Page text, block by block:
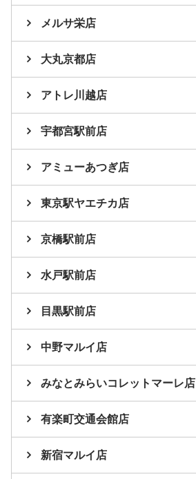
メルサ栄店
大丸京都店
アトレ川越店
宇都宮駅前店
アミューあつぎ店
東京駅ヤエチカ店
京橋駅前店
水戸駅前店
目黒駅前店
中野マルイ店
みなとみらいコレットマーレ店
有楽町交通会館店
新宿マルイ店